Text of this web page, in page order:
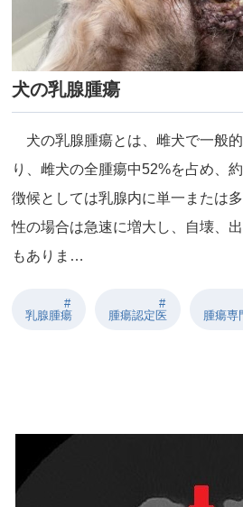
犬の乳腺腫瘍
犬の乳腺腫瘍とは、雌犬で一般
り、雌犬の全腫瘍中52%を占め、
徴候としては乳腺内に単一または
性の場合は急速に増大し、自壊、
もありま…
乳腺腫瘍 腫瘍認定医 腫瘍専